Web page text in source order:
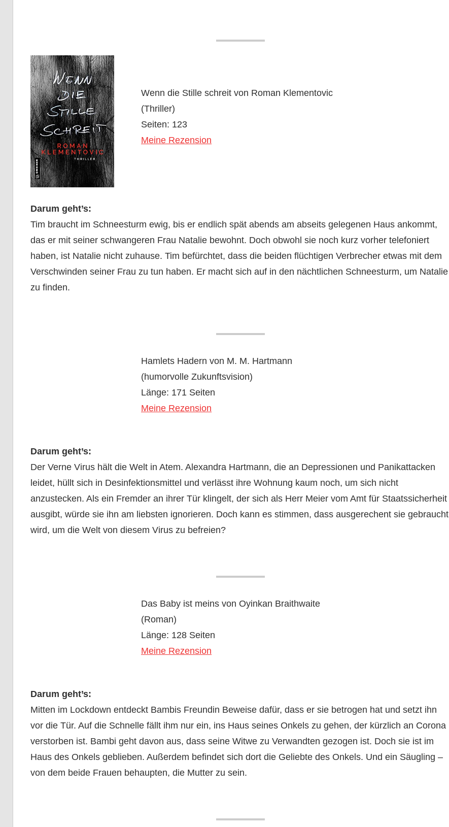
Wenn die Stille schreit von Roman Klementovic
(Thriller)
Seiten: 123
Meine Rezension
Darum geht’s:
Tim braucht im Schneesturm ewig, bis er endlich spät abends am abseits gelegenen Haus ankommt,
das er mit seiner schwangeren Frau Natalie bewohnt. Doch obwohl sie noch kurz vorher telefoniert
haben, ist Natalie nicht zuhause. Tim befürchtet, dass die beiden flüchtigen Verbrecher etwas mit dem
Verschwinden seiner Frau zu tun haben. Er macht sich auf in den nächtlichen Schneesturm, um Natalie
zu finden.
Hamlets Hadern von M. M. Hartmann
(humorvolle Zukunftsvision)
Länge: 171 Seiten
Meine Rezension
Darum geht’s:
Der Verne Virus hält die Welt in Atem. Alexandra Hartmann, die an Depressionen und Panikattacken
leidet, hüllt sich in Desinfektionsmittel und verlässt ihre Wohnung kaum noch, um sich nicht
anzustecken. Als ein Fremder an ihrer Tür klingelt, der sich als Herr Meier vom Amt für Staatssicherheit
ausgibt, würde sie ihn am liebsten ignorieren. Doch kann es stimmen, dass ausgerechent sie gebraucht
wird, um die Welt von diesem Virus zu befreien?
Das Baby ist meins von Oyinkan Braithwaite
(Roman)
Länge: 128 Seiten
Meine Rezension
Darum geht’s:
Mitten im Lockdown entdeckt Bambis Freundin Beweise dafür, dass er sie betrogen hat und setzt ihn
vor die Tür. Auf die Schnelle fällt ihm nur ein, ins Haus seines Onkels zu gehen, der kürzlich an Corona
verstorben ist. Bambi geht davon aus, dass seine Witwe zu Verwandten gezogen ist. Doch sie ist im
Haus des Onkels geblieben. Außerdem befindet sich dort die Geliebte des Onkels. Und ein Säugling –
von dem beide Frauen behaupten, die Mutter zu sein.